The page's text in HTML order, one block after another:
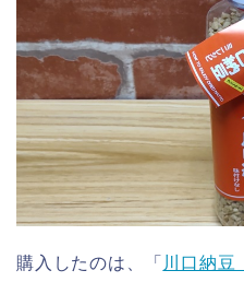
購入したのは、「 川口納